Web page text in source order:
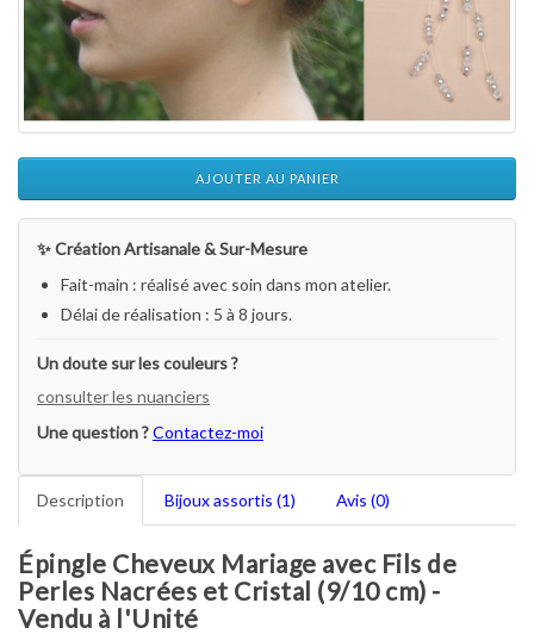
AJOUTER AU PANIER
✨ Création Artisanale & Sur-Mesure
Fait-main : réalisé avec soin dans mon atelier.
Délai de réalisation : 5 à 8 jours.
Un doute sur les couleurs ?
consulter les nuanciers
Une question ?Contactez-moi
Description Bijoux assortis (1) Avis (0)
Épingle Cheveux Mariage avec Fils de
Perles Nacrées et Cristal (9/10 cm) -
Vendu à l'Unité